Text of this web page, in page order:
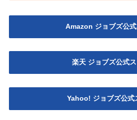
Amazon ジョブズ公
楽天 ジョブズ公式
Yahoo! ジョブズ公式